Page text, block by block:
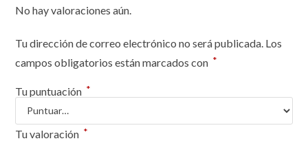
No hay valoraciones aún.
Tu dirección de correo electrónico no será publicada. Los
campos obligatorios están marcados con *
Tu puntuación *
Tu valoración *